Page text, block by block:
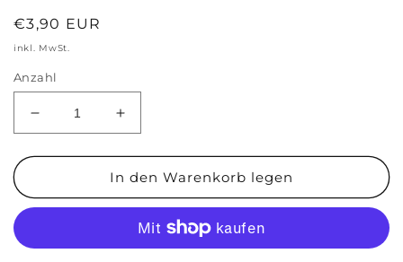
Normaler
Preis
€3,90 EUR
inkl. MwSt.
Anzahl
Verringere
die
Menge
Paper
Mix
Erhöhe
die
Menge
für
Paper
Tischkarten
Mix
In den Warenkorb legen